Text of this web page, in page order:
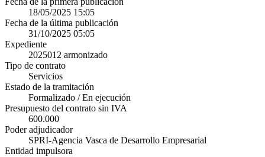
18/05/2025 15:05
Fecha de la última publicación
31/10/2025 05:05
Expediente
2025012 armonizado
Tipo de contrato
Servicios
Estado de la tramitación
Formalizado / En ejecución
Presupuesto del contrato sin IVA
600.000
Poder adjudicador
SPRI-Agencia Vasca de Desarrollo Empresarial
Entidad impulsora